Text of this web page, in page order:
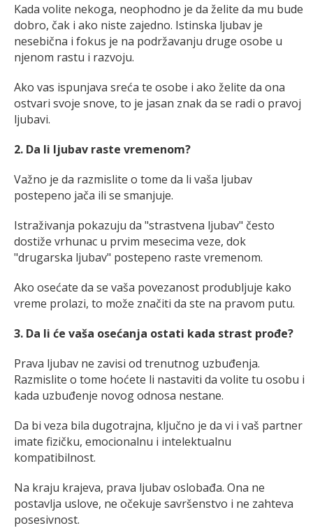
Kada volite nekoga, neophodno je da želite da mu bude
dobro, čak i ako niste zajedno. Istinska ljubav je
nesebična i fokus je na podržavanju druge osobe u
njenom rastu i razvoju.
Ako vas ispunjava sreća te osobe i ako želite da ona
ostvari svoje snove, to je jasan znak da se radi o pravoj
ljubavi.
2. Da li ljubav raste vremenom?
Važno je da razmislite o tome da li vaša ljubav
postepeno jača ili se smanjuje.
Istraživanja pokazuju da "strastvena ljubav" često
dostiže vrhunac u prvim mesecima veze, dok
"drugarska ljubav" postepeno raste vremenom.
Ako osećate da se vaša povezanost produbljuje kako
vreme prolazi, to može značiti da ste na pravom putu.
3. Da li će vaša osećanja ostati kada strast prođe?
Prava ljubav ne zavisi od trenutnog uzbuđenja.
Razmislite o tome hoćete li nastaviti da volite tu osobu i
kada uzbuđenje novog odnosa nestane.
Da bi veza bila dugotrajna, ključno je da vi i vaš partner
imate fizičku, emocionalnu i intelektualnu
kompatibilnost.
Na kraju krajeva, prava ljubav oslobađa. Ona ne
postavlja uslove, ne očekuje savršenstvo i ne zahteva
posesivnost.